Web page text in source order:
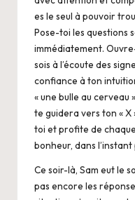
es le seul à pouvoir
Pose-toi les questions
immédiatement.
sois à l’écoute des
confiance à ton
« une bulle au cerveau
te guidera vers ton « X
toi et profite de
bonheur, dans
Ce soir-là, Sam eut le
pas encore les